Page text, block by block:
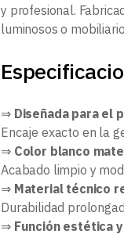
y profesional.
luminosos o
⇒ Diseñada para el
Encaje exacto en la
⇒ Color blanco mate
Acabado limpio y
⇒ Material técnico
Durabilidad
⇒ Función estética